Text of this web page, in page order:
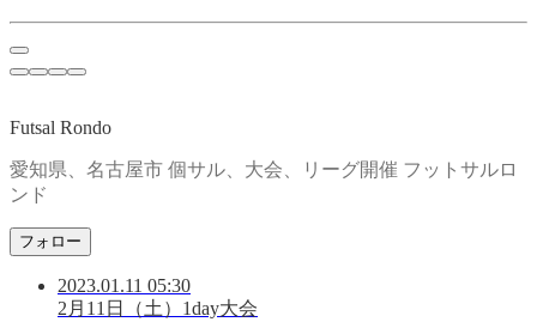
Futsal Rondo
愛知県、名古屋市 個サル、大会、リーグ開催 フットサルロ
ンド
フォロー
2023.01.11 05:30
2月11日（土）1day大会